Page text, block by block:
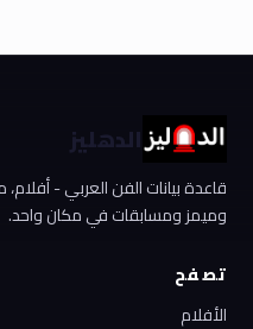
الدهليز
قاعدة بيانات الفن العربي - أفلام،
وميمز ومسابقات في مكان واحد.
تصفح
الأفلام